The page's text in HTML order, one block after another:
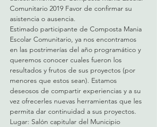
Comunitario 2019 Favor de confirmar su
asistencia o ausencia.
Estimado participante de Composta Mania
Escolar Comunitario, ya nos encontramos
en las postrimerías del año programático y
queremos conocer cuales fueron los
resultados y frutos de sus proyectos (por
menores que estos sean). Estamos
deseosos de compartir experiencias y a su
vez ofrecerles nuevas herramientas que les
permita dar continuidad a sus proyectos.
Lugar: Salón capitular del Municipio